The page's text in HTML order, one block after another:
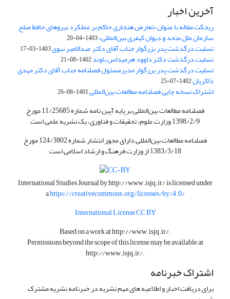
آخرین اخبار
ریجکت مقاله با عنوان «تعارض هنجاری حاکم بر عملکرد نیروهای حافظ صلح
سازمان ملل متحد و دیوان کیفری بین‌المللی»1403-04-20
تسلیت درگذشت پدر بزرگوار جناب آقای دکتر عبدالامیر نبوی1403-03-17
تسلیت درگذشت دکتر داوود هرمیداس باوند1402-08-21
تسلیت درگذشت پدر برزگوار مدیرمسئول فصلنامه جناب آقای دکتر مهدی
ذاکریان1402-07-25
اشتراک نسخه چاپی فصلنامه مطالعات بین‌المللی1401-08-26
فصلنامه مطالعات بین‌المللی بر پایه آیین نامه شماره 11/25685 مورخ
1398/2/9 وزارت علوم، تحقیقات و فناوری، یک نشریه علمی است
فصلنامه مطالعات بین‌المللی دارای مجوز انتشار شماره 124/3802 مورخ
1383/3/18 از وزارت فرهنگ و ارشاد اسلامی است
International Studies Journal byhttp://www.isjq.ir/is licensed under
ahttps://creativecommons.org/licenses/by/4.0/
International License CC BY
Based on a work athttp://www.isjq.ir/.
Permissions beyond the scope of this license may be available at
http://www.isjq.ir/.
اشتراک خبرنامه
برای دریافت اخبار و اطلاعیه های مهم نشریه در خبرنامه نشریه مشترک